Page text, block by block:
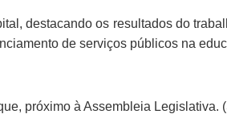
destacando os resultados do
de serviços públicos na
próximo à Assembleia Legislativa.